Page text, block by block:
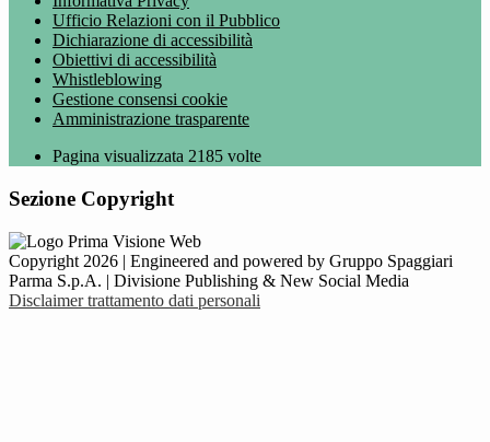
Ufficio Relazioni con il Pubblico
Dichiarazione di accessibilità
Obiettivi di accessibilità
Whistleblowing
Gestione consensi cookie
Amministrazione trasparente
Pagina visualizzata 2185 volte
Sezione Copyright
Copyright 2026 | Engineered and powered by Gruppo Spaggiari
Parma S.p.A. | Divisione Publishing & New Social Media
Disclaimer trattamento dati personali